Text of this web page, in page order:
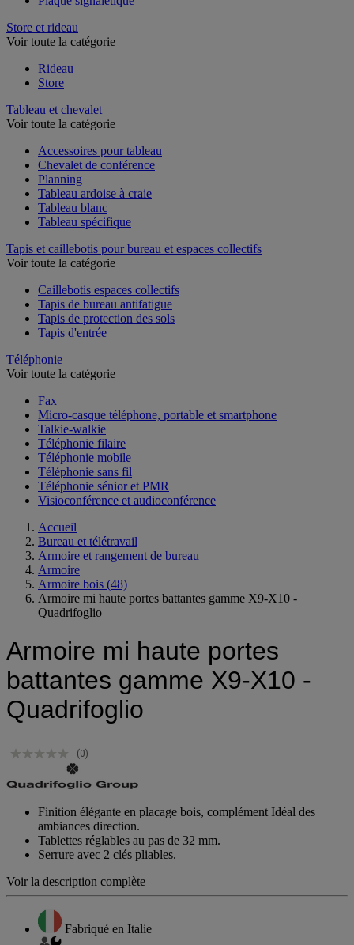
Store et rideau
Voir toute la catégorie
Rideau
Store
Tableau et chevalet
Voir toute la catégorie
Accessoires pour tableau
Chevalet de conférence
Planning
Tableau ardoise à craie
Tableau blanc
Tableau spécifique
Tapis et caillebotis pour bureau et espaces collectifs
Voir toute la catégorie
Caillebotis espaces collectifs
Tapis de bureau antifatigue
Tapis de protection des sols
Tapis d'entrée
Téléphonie
Voir toute la catégorie
Fax
Micro-casque téléphone, portable et smartphone
Talkie-walkie
Téléphonie filaire
Téléphonie mobile
Téléphonie sans fil
Téléphonie sénior et PMR
Visioconférence et audioconférence
Accueil
Bureau et télétravail
Armoire et rangement de bureau
Armoire
Armoire bois (48)
Armoire mi haute portes battantes gamme X9-X10 -
Quadrifoglio
Armoire mi haute portes
battantes gamme X9-X10 -
Quadrifoglio
(0)
Finition élégante en placage bois, complément Idéal des
ambiances direction.
Tablettes réglables au pas de 32 mm.
Serrure avec 2 clés pliables.
Voir la description complète
Fabriqué en Italie